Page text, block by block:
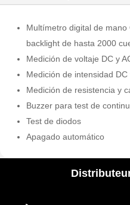
Multímetro digital de mano
backlight de hasta 2000
Medición de voltaje DC y
Medición de intensidad DC
Medición de resistencia y
Buzzer para test de
Test de diodos
Apagado automático